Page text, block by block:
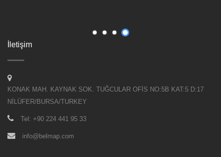
İletişim
KONAK MAH. KAYNAK SOK. TUĞCULAR OFİS NO:5B KAT:5 D:17
NİLÜFER/BURSA/TURKEY
Tel: +90 224 441 95 33
info@belmap.com